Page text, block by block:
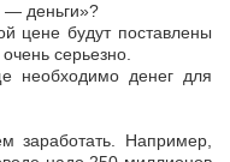
— деньги»?
будут поставлены
серьезно.
необходимо денег для
Например,